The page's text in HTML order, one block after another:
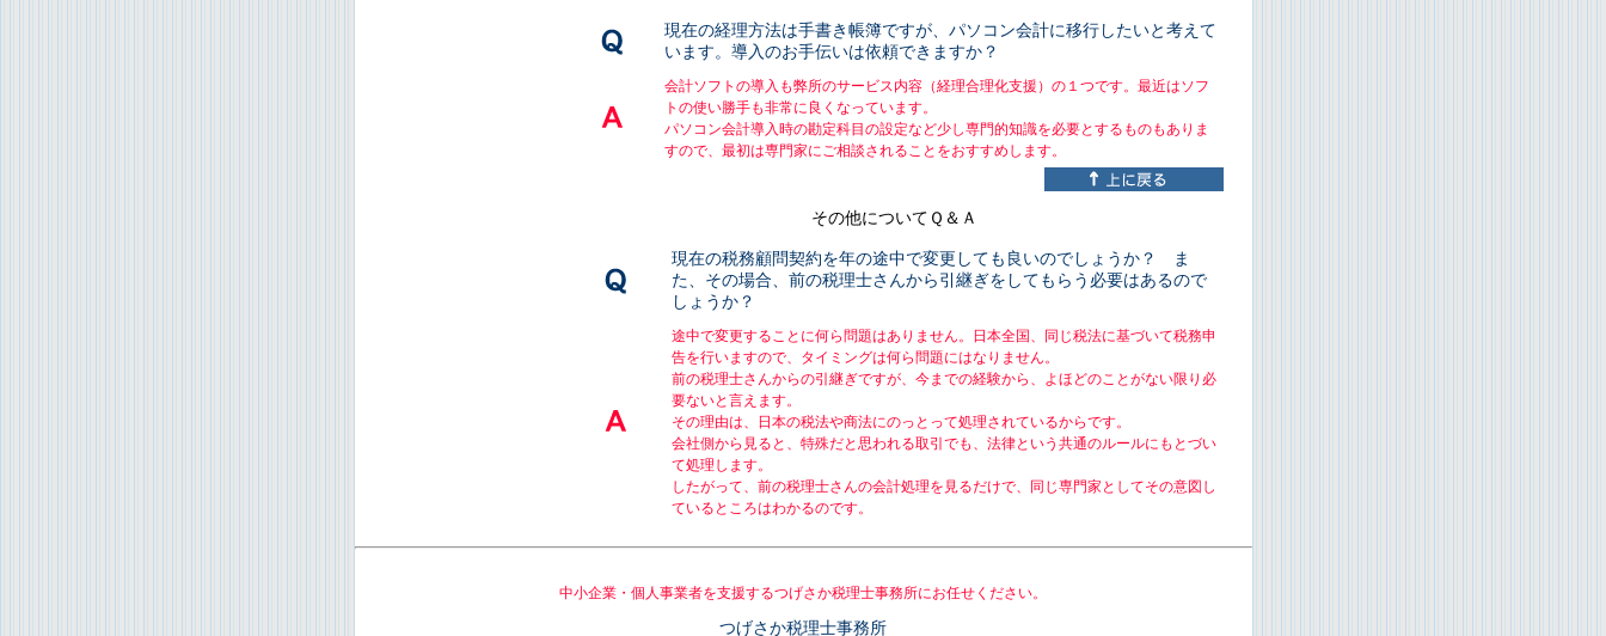
現在の経理方法は手書き帳簿ですが、パソコン会計に移行したいと考えて
います。導入のお手伝いは依頼できますか？
会計ソフトの導入も弊所のサービス内容（経理合理化支援）の１つです。最近はソフ
トの使い勝手も非常に良くなっています。
パソコン会計導入時の勘定科目の設定など少し専門的知識を必要とするものもありま
すので、最初は専門家にご相談されることをおすすめします。
その他についてＱ＆Ａ
現在の税務顧問契約を年の途中で変更しても良いのでしょうか？ ま
た、その場合、前の税理士さんから引継ぎをしてもらう必要はあるので
しょうか？
途中で変更することに何ら問題はありません。日本全国、同じ税法に基づいて税務申
告を行いますので、タイミングは何ら問題にはなりません。
前の税理士さんからの引継ぎですが、今までの経験から、よほどのことがない限り必
要ないと言えます。
その理由は、日本の税法や商法にのっとって処理されているからです。
会社側から見ると、特殊だと思われる取引でも、法律という共通のルールにもとづい
て処理します。
したがって、前の税理士さんの会計処理を見るだけで、同じ専門家としてその意図し
ているところはわかるのです。
中小企業・個人事業者を支援するつげさか税理士事務所にお任せください。
つげさか税理士事務所